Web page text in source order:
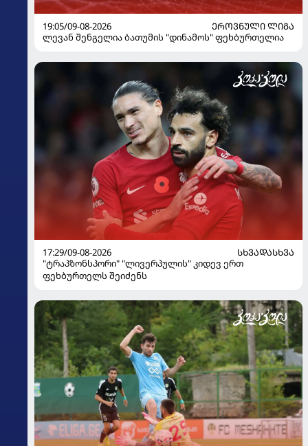
19:05/09-08-2026
ᲔᲠᲝᲕᲜᲣᲚᲘ ᲚᲘᲒᲐ
ლევან შენგელია ბათუმის "დინამოს" ფეხბურთელია
17:29/09-08-2026
ᲡᲮᲕᲐᲓᲐᲡᲮᲕᲐ
"ტრაპზონსპორი" "ლივერპულის" კიდევ ერთ
ფეხბურთელს შეიძენს